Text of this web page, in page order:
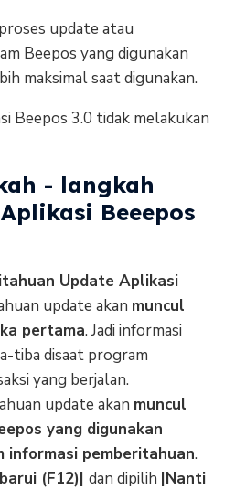
update atau
Beepos yang digunakan
maksimal saat digunakan.
Beepos 3.0 tidak melakukan
- langkah
Beeepos
Update Aplikasi
update akan muncul
pertama. Jadi informasi
tiba disaat program
yang berjalan.
update akan muncul
yang digunakan
informasi pemberitahuan.
(F12)| dan dipilih |Nanti